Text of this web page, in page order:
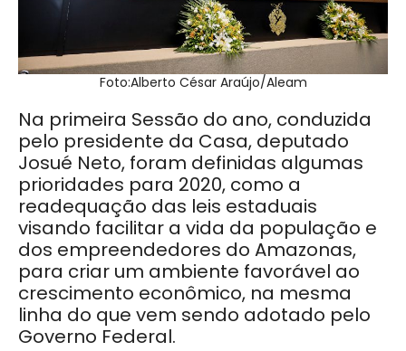
Foto:Alberto César Araújo/Aleam
Na primeira Sessão do ano, conduzida
pelo presidente da Casa, deputado
Josué Neto, foram definidas algumas
prioridades para 2020, como a
readequação das leis estaduais
visando facilitar a vida da população e
dos empreendedores do Amazonas,
para criar um ambiente favorável ao
crescimento econômico, na mesma
linha do que vem sendo adotado pelo
Governo Federal.